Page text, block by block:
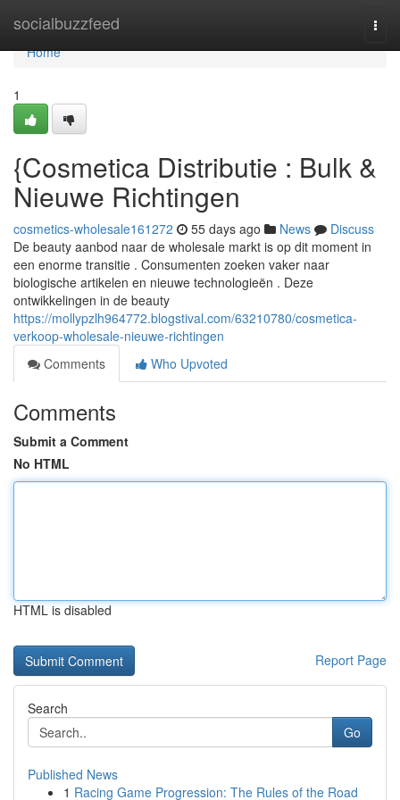
socialbuzzfeed
Home
Home
1
{Cosmetica Distributie : Bulk &
Nieuwe Richtingen
cosmetics-wholesale161272 55 days ago News
Discuss
De beauty aanbod naar de wholesale markt is op dit moment in
een enorme transitie . Consumenten zoeken vaker naar
biologische artikelen en nieuwe technologieën . Deze
ontwikkelingen in de beauty
https://mollypzlh964772.blogstival.com/63210780/cosmetica-
verkoop-wholesale-nieuwe-richtingen
Comments
Who Upvoted
Comments
Submit a Comment
No HTML
HTML is disabled
Report Page
Search
Go
Published News
1 Racing Game Progression: The Rules of the Road